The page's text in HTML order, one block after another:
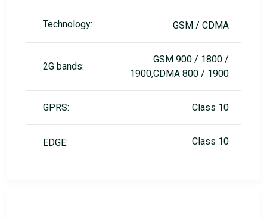
Technology: GSM / CDMA
2G bands:
GSM 900 / 1800 /
1900,CDMA 800 / 1900
GPRS: Class 10
EDGE: Class 10